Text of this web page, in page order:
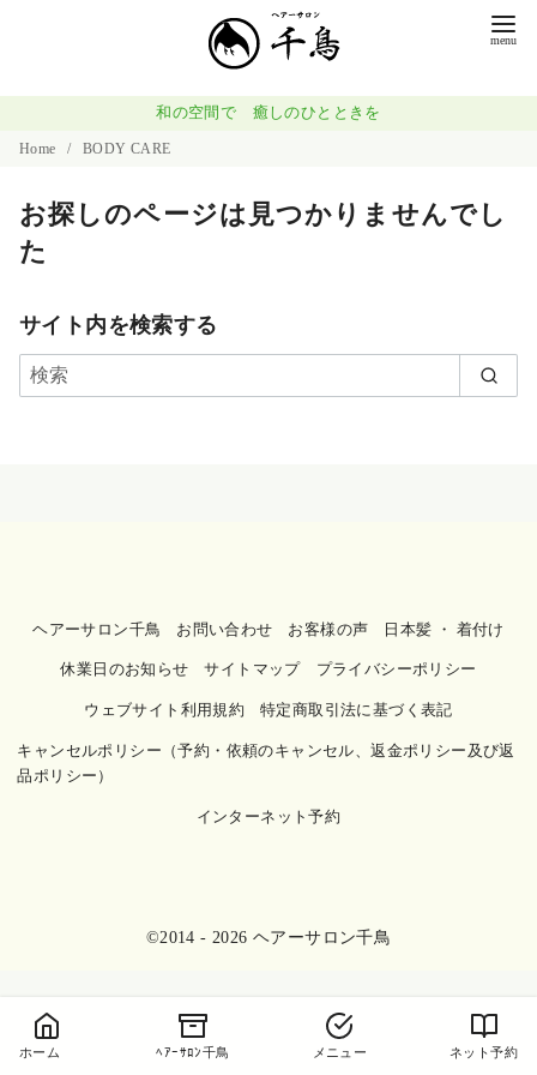
和の空間で 癒しのひとときを
Home BODY CARE
お探しのページは見つかりませんでし
た
サイト内を検索する
ヘアーサロン千鳥 お問い合わせ お客様の声 日本髪 ・ 着付け
休業日のお知らせ サイトマップ プライバシーポリシー
ウェブサイト利用規約 特定商取引法に基づく表記
キャンセルポリシー（予約・依頼のキャンセル、返金ポリシー及び返
品ポリシー）
インターネット予約
©2014 - 2026 ヘアーサロン千鳥
ホーム ﾍｱｰｻﾛﾝ千鳥 メニュー ネット予約